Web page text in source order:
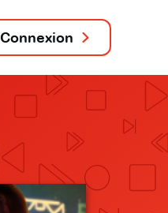
Connexion